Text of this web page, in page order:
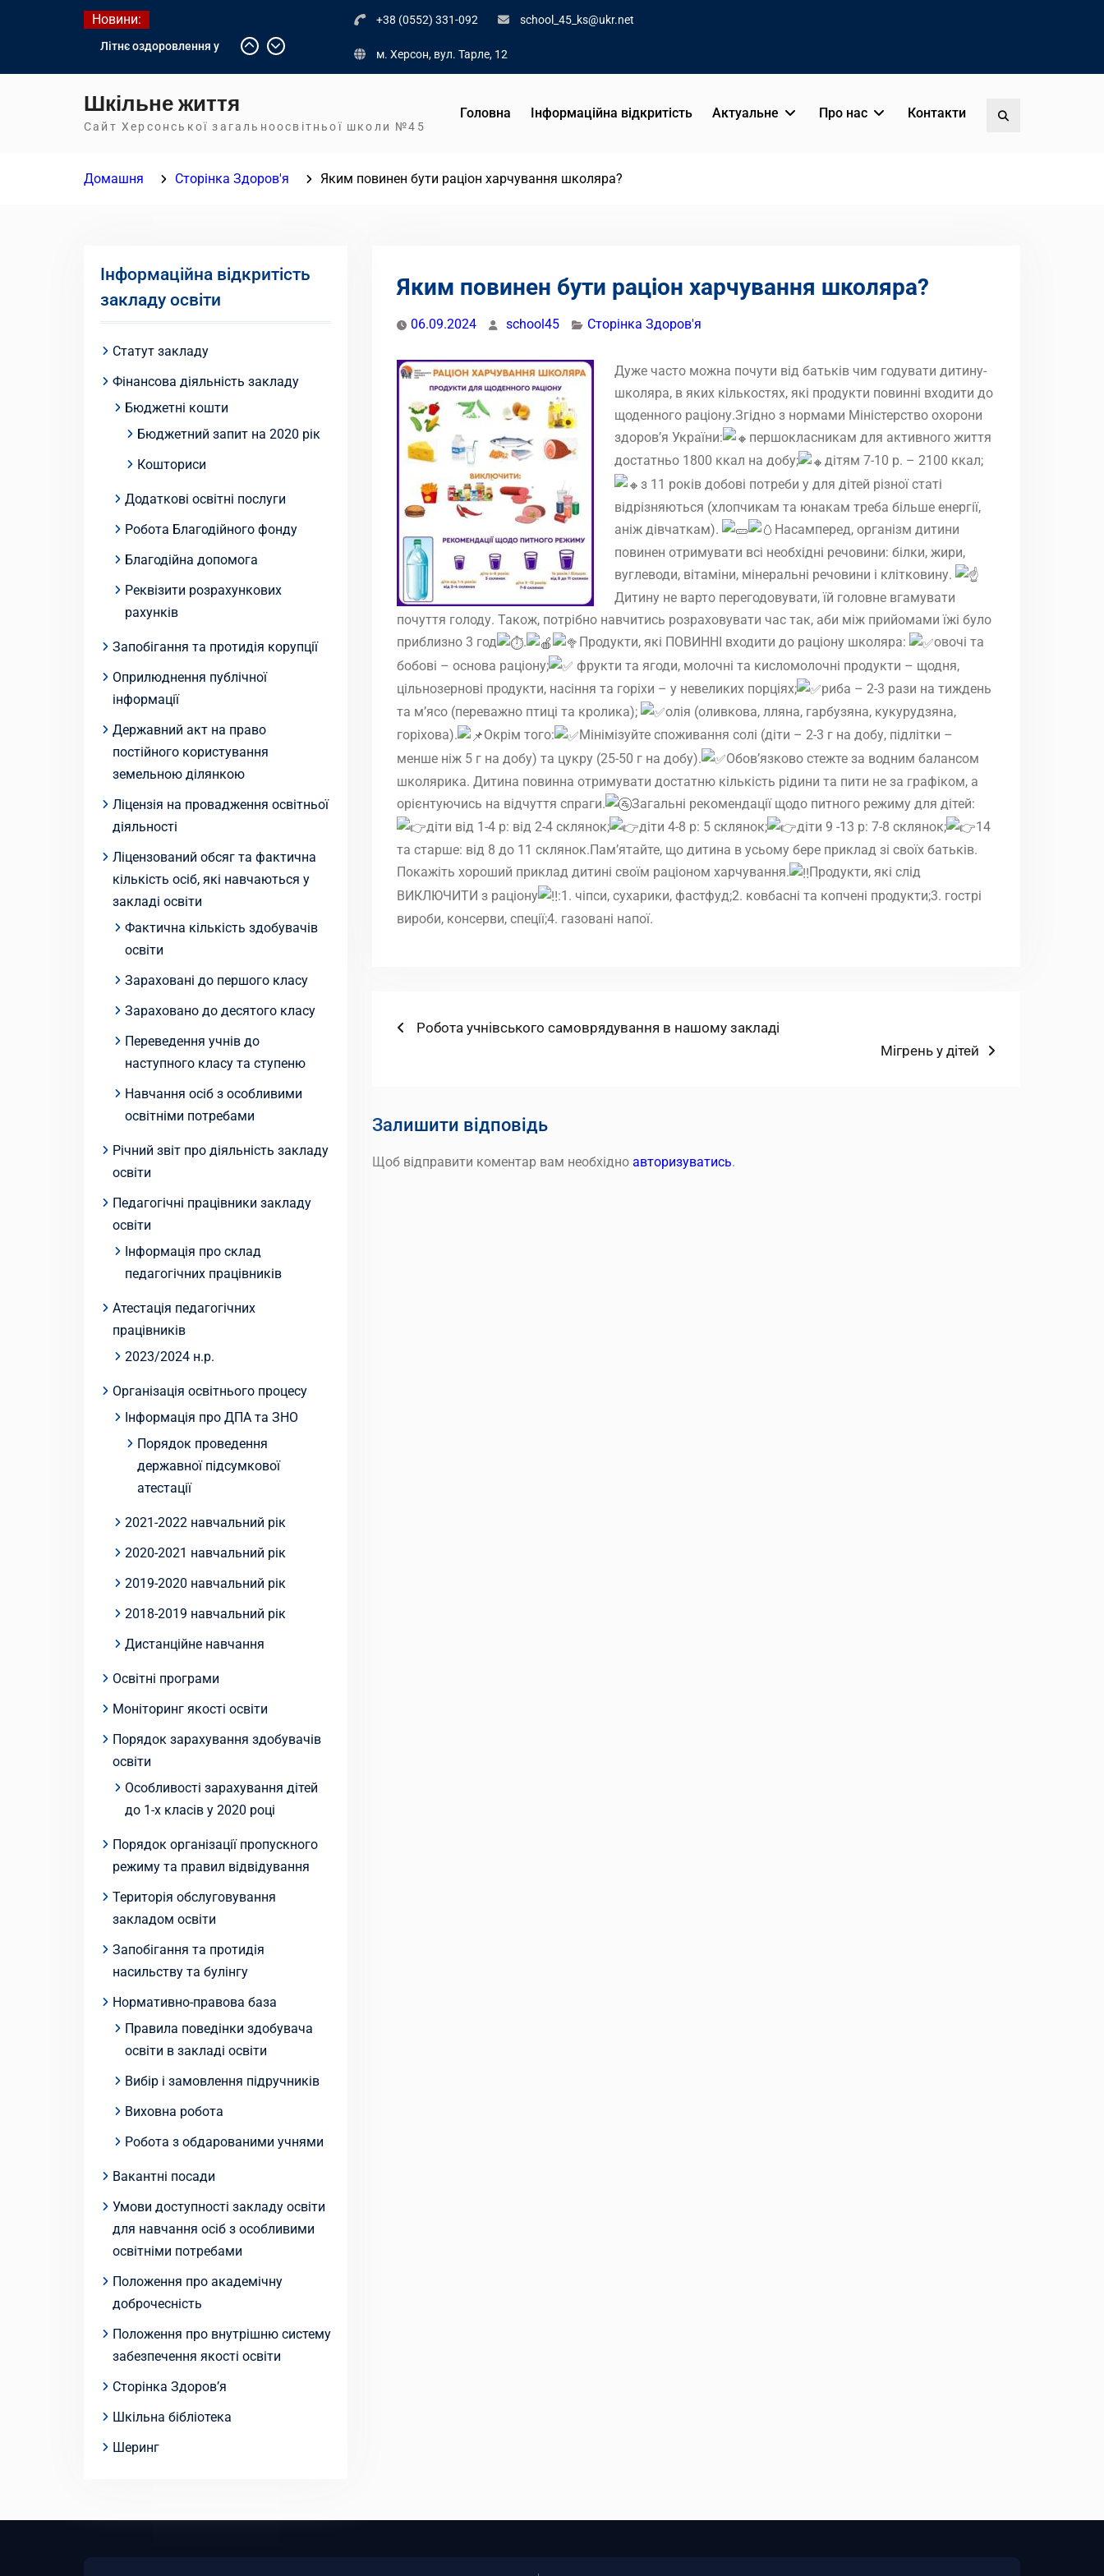
Новини:
Літнє оздоровлення у
Інформація про вступ
молоді з тимчасово
освіти
+38 (0552) 331-092 school_45_ks@ukr.net
м. Херсон, вул. Тарле, 12
Шкільне життя
Сайт Херсонської загальноосвітньої школи №45
Головна Інформаційна відкритість Актуальне Про нас Контакти
Домашня Сторінка Здоров'я Яким повинен бути раціон харчування школяра?
Яким повинен бути раціон харчування школяра?
06.09.2024 school45 Сторінка Здоров'я
Дуже часто можна почути від батьків чим годувати дитину-
школяра, в яких кількостях, які продукти повинні входити до
щоденного раціону.Згідно з нормами Міністерство охорони
здоров’я України:
першокласникам для активного життя
достатньо 1800 ккал на добу;
дітям 7-10 р. – 2100 ккал;
з 11 років добові потреби у для дітей різної статі
відрізняються (хлопчикам та юнакам треба більше енергії,
аніж дівчаткам).
Насамперед, організм дитини
повинен отримувати всі необхідні речовини: білки, жири,
вуглеводи, вітаміни, мінеральні речовини і клітковину.
Дитину не варто перегодовувати, їй головне вгамувати
почуття голоду. Також, потрібно навчитись розраховувати час так, аби між прийомами їжі було
приблизно 3 год
. Продукти, які ПОВИННІ входити до раціону школяра:
овочі та
бобові – основа раціону;
фрукти та ягоди, молочні та кисломолочні продукти – щодня,
цільнозернові продукти, насіння та горіхи – у невеликих порціях;
риба – 2-3 рази на тиждень
та мʼясо (переважно птиці та кролика);
олія (оливкова, лляна, гарбузяна, кукурудзяна,
горіхова).
Окрім того:
Мінімізуйте споживання солі (діти – 2-3 г на добу, підлітки –
менше ніж 5 г на добу) та цукру (25-50 г на добу).
Обовʼязково стежте за водним балансом
школярика. Дитина повинна отримувати достатню кількість рідини та пити не за графіком, а
орієнтуючись на відчуття спраги.
Загальні рекомендації щодо питного режиму для дітей:
діти від 1-4 р: від 2-4 склянок;
діти 4-8 р: 5 склянок; діти 9 -13 р: 7-8 склянок;
14
та старше: від 8 до 11 склянок.Пам’ятайте, що дитина в усьому бере приклад зі своїх батьків.
Покажіть хороший приклад дитині своїм раціоном харчування.
Продукти, які слід
ВИКЛЮЧИТИ з раціону
:1. чіпси, сухарики, фастфуд;2. ковбасні та копчені продукти;3. гострі
вироби, консерви, спеції;4. газовані напої.
Навігація
Попередній
Робота учнівського самоврядування в нашому закладі
Наступний
Мігрень у дітей
Залишити відповідь
Щоб відправити коментар вам необхідно авторизуватись.
Інформаційна відкритість
закладу освіти
Статут закладу
Фінансова діяльність закладу
Бюджетні кошти
Бюджетний запит на 2020 рік
Кошториси
Додаткові освітні послуги
Робота Благодійного фонду
Благодійна допомога
Реквізити розрахункових
рахунків
Запобігання та протидія корупції
Оприлюднення публічної
інформації
Державний акт на право
постійного користування
земельною ділянкою
Ліцензія на провадження освітньої
діяльності
Ліцензований обсяг та фактична
кількість осіб, які навчаються у
закладі освіти
Фактична кількість здобувачів
освіти
Зараховані до першого класу
Зараховано до десятого класу
Переведення учнів до
наступного класу та ступеню
Навчання осіб з особливими
освітніми потребами
Річний звіт про діяльність закладу
освіти
Педагогічні працівники закладу
освіти
Інформація про склад
педагогічних працівників
Атестація педагогічних
працівників
2023/2024 н.р.
Організація освітнього процесу
Інформація про ДПА та ЗНО
Порядок проведення
державної підсумкової
атестації
2021-2022 навчальний рік
2020-2021 навчальний рік
2019-2020 навчальний рік
2018-2019 навчальний рік
Дистанційне навчання
Освітні програми
Моніторинг якості освіти
Порядок зарахування здобувачів
освіти
Особливості зарахування дітей
до 1-х класів у 2020 році
Порядок організації пропускного
режиму та правил відвідування
Територія обслуговування
закладом освіти
Запобігання та протидія
насильству та булінгу
Нормативно-правова база
Правила поведінки здобувача
освіти в закладі освіти
Вибір і замовлення підручників
Виховна робота
Робота з обдарованими учнями
Вакантні посади
Умови доступності закладу освіти
для навчання осіб з особливими
освітніми потребами
Положення про академічну
доброчесність
Положення про внутрішню систему
забезпечення якості освіти
Сторінка Здоров’я
Шкільна бібліотека
Шеринг